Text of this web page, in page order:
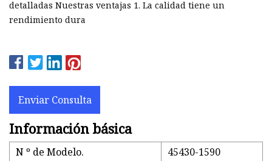
detalladas Nuestras ventajas 1. La calidad tiene un
rendimiento dura
Enviar Consulta
Información básica
N º de Modelo.
45430-1590